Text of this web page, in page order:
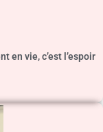
en vie, c’est l’espoir